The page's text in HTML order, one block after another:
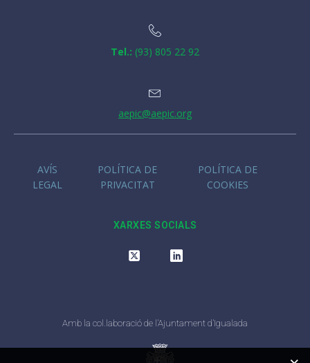
Tel.: (93) 805 22 92
aepic@aepic.org
AVÍS
LEGAL
POLÍTICA DE
PRIVACITAT
POLÍTICA DE
COOKIES
XARXES SOCIALS
Amb la col.laboració de l’Ajuntament d’Igualada